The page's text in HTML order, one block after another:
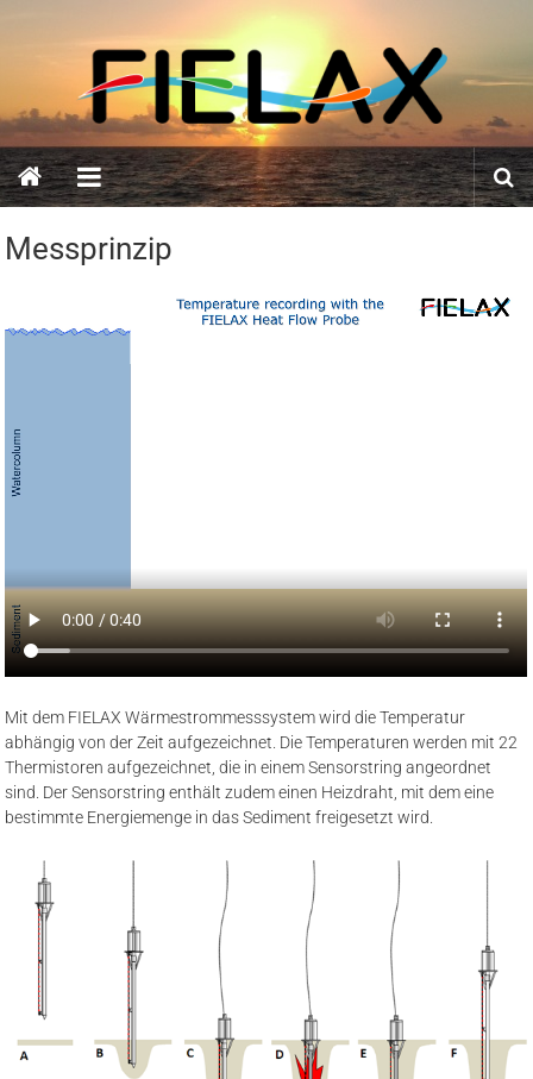
FIELAX
GmbH
Messprinzip
Mit dem FIELAX Wärmestrommesssystem wird die Temperatur
abhängig von der Zeit aufgezeichnet. Die Temperaturen werden mit 22
Thermistoren aufgezeichnet, die in einem Sensorstring angeordnet
sind. Der Sensorstring enthält zudem einen Heizdraht, mit dem eine
bestimmte Energiemenge in das Sediment freigesetzt wird.